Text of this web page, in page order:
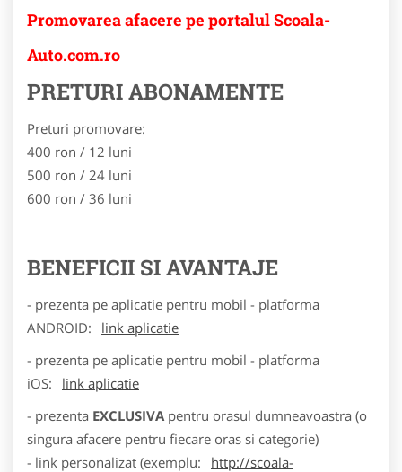
Promovarea afacere pe portalul Scoala-
Auto.com.ro
PRETURI ABONAMENTE
Preturi promovare:
400 ron / 12 luni
500 ron / 24 luni
600 ron / 36 luni
BENEFICII SI AVANTAJE
- prezenta pe aplicatie pentru mobil - platforma
ANDROID:
link aplicatie
- prezenta pe aplicatie pentru mobil - platforma
iOS:
link aplicatie
- prezenta EXCLUSIVA pentru orasul dumneavoastra (o
singura afacere pentru fiecare oras si categorie)
- link personalizat (exemplu:
http://scoala-